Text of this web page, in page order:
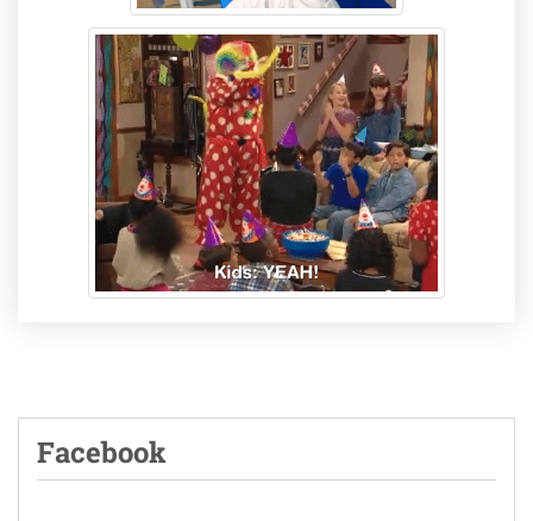
Facebook